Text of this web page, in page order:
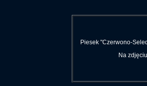
Piesek "Czerwono-
Na